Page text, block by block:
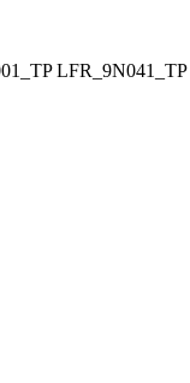
LFR_9N041_TP